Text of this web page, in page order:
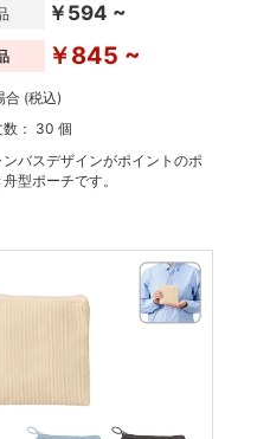
￥594 ~
￥845 ~
合 (税込)
数： 30 個
バスデザインがポイントのポ
型ポーチです。